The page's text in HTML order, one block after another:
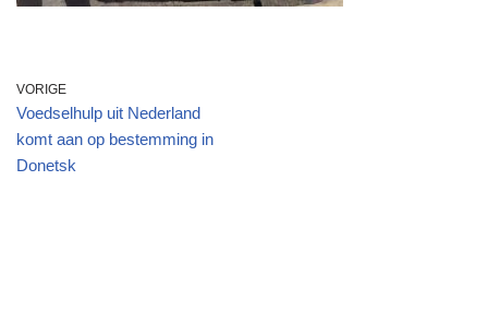
VORIGE
Voedselhulp uit Nederland
komt aan op bestemming in
Donetsk